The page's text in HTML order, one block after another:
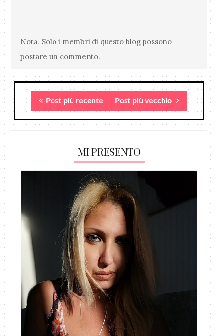
Nota. Solo i membri di questo blog possono
postare un commento.
Post più recente Post più vecchio
MI PRESENTO